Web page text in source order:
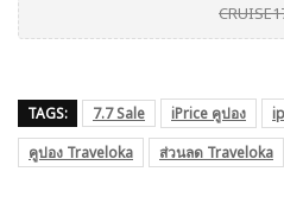
TAGS: 7.7 Sale iPrice คูปอง
คูปอง Traveloka
ส่วนลด Traveloka